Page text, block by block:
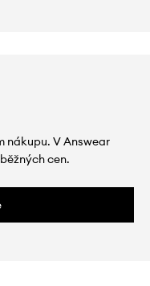
nákupu. V Answear
cen.